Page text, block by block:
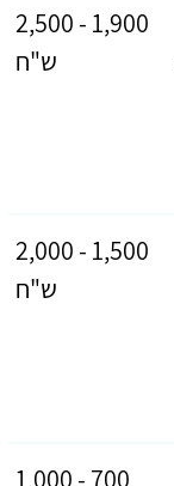
1,900 - 2,500
ש"ח
1,500 - 2,000
ש"ח
700 - 1,000